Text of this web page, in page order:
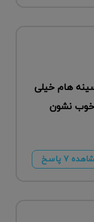
هام خیلی
نشون
۷ پاسخ